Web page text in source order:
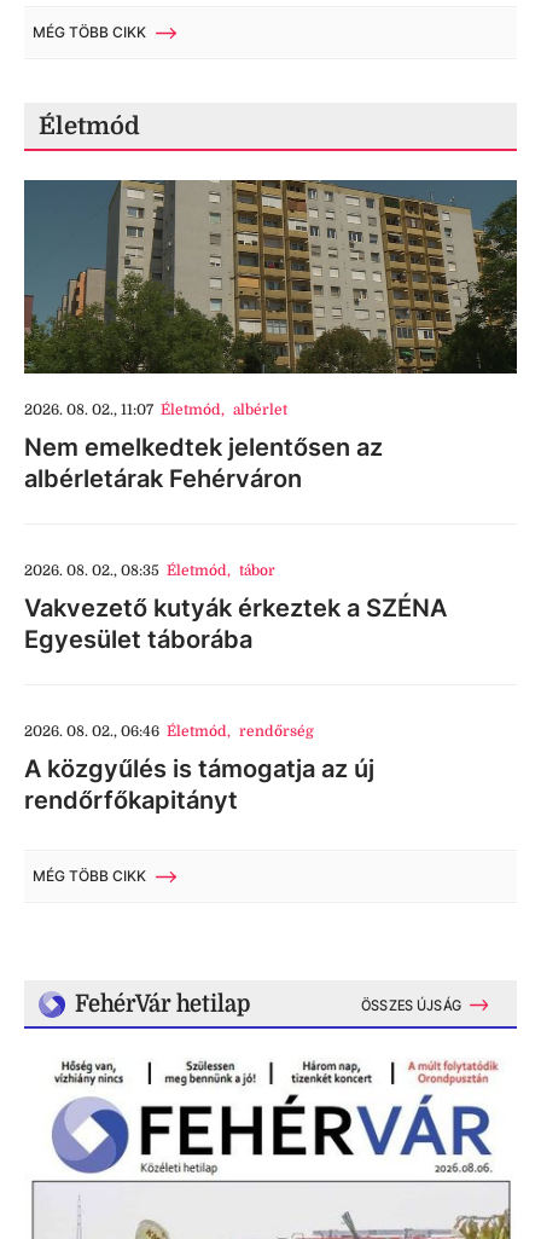
MÉG TÖBB CIKK
Életmód
2026. 08. 02., 11:07 Életmód, albérlet
Nem emelkedtek jelentősen az
albérletárak Fehérváron
2026. 08. 02., 08:35 Életmód, tábor
Vakvezető kutyák érkeztek a SZÉNA
Egyesület táborába
2026. 08. 02., 06:46 Életmód, rendőrség
A közgyűlés is támogatja az új
rendőrfőkapitányt
MÉG TÖBB CIKK
FehérVár hetilap ÖSSZES ÚJSÁG